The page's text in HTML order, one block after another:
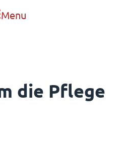
Menu
die Pflege